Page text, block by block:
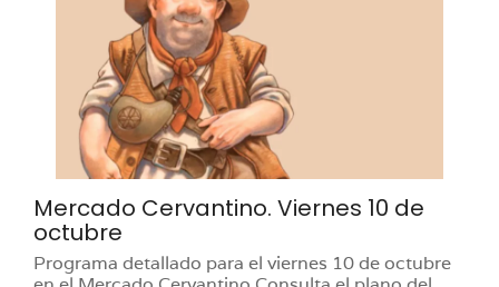
Mercado Cervantino. Viernes 10 de
octubre
Programa detallado para el viernes 10 de octubre